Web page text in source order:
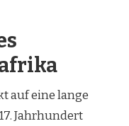
auf eine lange
Jahrhundert